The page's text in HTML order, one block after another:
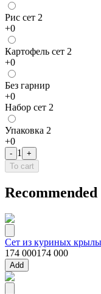
Рис сет 2
+0
Картофель сет 2
+0
Без гарнир
+0
Набор сет 2
Упаковка 2
+0
- 1
+
To cart
Recommended
Сет из куриных
174 000174 000
Add